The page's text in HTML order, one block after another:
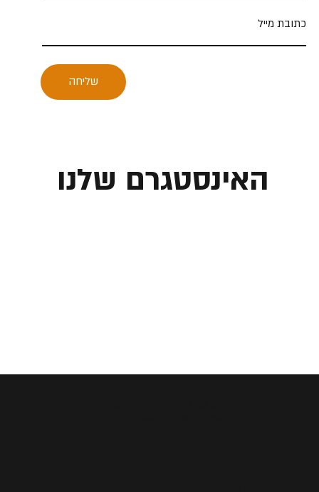
שליחה
האינסטגרם שלנו